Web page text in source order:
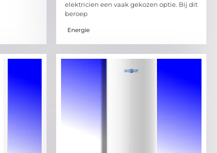
elektricien een vaak gekozen optie. Bij dit
beroep
Energie